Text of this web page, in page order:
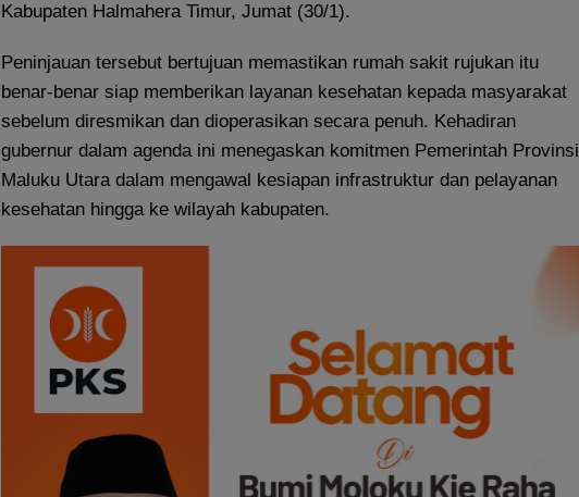
Kabupaten Halmahera Timur, Jumat (30/1).
Peninjauan tersebut bertujuan memastikan rumah sakit rujukan itu
benar-benar siap memberikan layanan kesehatan kepada masyarakat
sebelum diresmikan dan dioperasikan secara penuh. Kehadiran
gubernur dalam agenda ini menegaskan komitmen Pemerintah Provinsi
Maluku Utara dalam mengawal kesiapan infrastruktur dan pelayanan
kesehatan hingga ke wilayah kabupaten.